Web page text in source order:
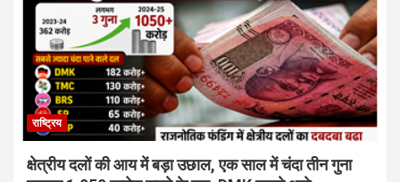
राष्ट्रिय
क्षेत्रीय दलों की आय में बड़ा उछाल, एक साल में चंदा तीन गुना